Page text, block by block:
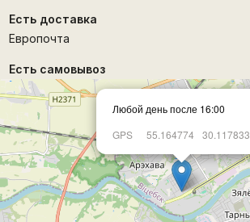
Есть доставка
Европочта
Есть самовывоз
Любой день после 16:00
GPS
55.164774 30.117833